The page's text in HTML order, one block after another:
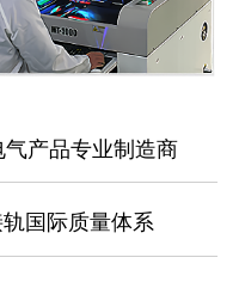
产品专业制造商
国际质量体系